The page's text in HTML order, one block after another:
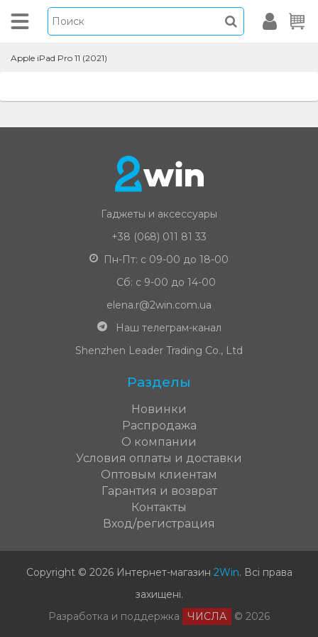
Apple iPad Pro 11 (2021)
Гаджеты и аксессуары
+38 (068) 011 81 33
Пн-Пт: с 09-00 до 18-00
Сб: с 9-00 до 14-00
elena.r@2win.com.ua
Наш телеграм-канал
Shenzhen Leader Trading Co., Ltd
Разделы
Новинки
Распродажа
О компании
Условия оплаты и доставки
Оптовым клиентам
Гарантия и возврат
Контакты
Вход/регистрация
Copyright © 2026 Интернет-магазин 2Win. Всі права
захищені.
Разработка и поддержка
ЧИСЛА © 2026